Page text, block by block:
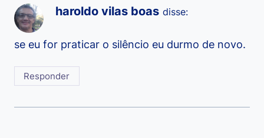
haroldo vilas boas disse:
se eu for praticar o silêncio eu durmo de novo.
Responder